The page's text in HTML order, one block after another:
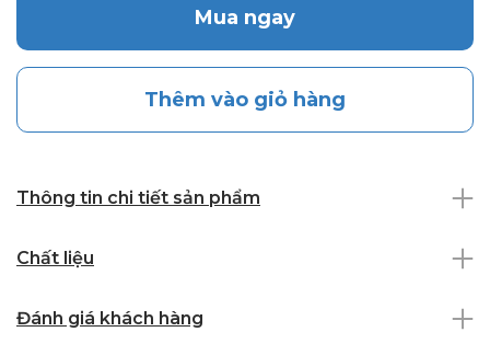
Mua ngay
Thêm vào giỏ hàng
Thông tin chi tiết sản phẩm
Chất liệu
Đánh giá khách hàng